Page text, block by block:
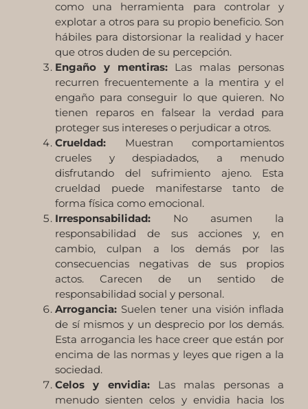
como una herramienta para controlar y
explotar a otros para su propio beneficio. Son
hábiles para distorsionar la realidad y hacer
que otros duden de su percepción.
Engaño y mentiras:Las malas personas
recurren frecuentemente a la mentira y el
engaño para conseguir lo que quieren. No
tienen reparos en falsear la verdad para
proteger sus intereses o perjudicar a otros.
Crueldad: Muestran comportamientos
crueles y despiadados, a menudo
disfrutando del sufrimiento ajeno. Esta
crueldad puede manifestarse tanto de
forma física como emocional.
Irresponsabilidad: No asumen la
responsabilidad de sus acciones y, en
cambio, culpan a los demás por las
consecuencias negativas de sus propios
actos. Carecen de un sentido de
responsabilidad social y personal.
Arrogancia: Suelen tener una visión inflada
de sí mismos y un desprecio por los demás.
Esta arrogancia les hace creer que están por
encima de las normas y leyes que rigen a la
sociedad.
Celos y envidia:Las malas personas a
menudo sienten celos y envidia hacia los